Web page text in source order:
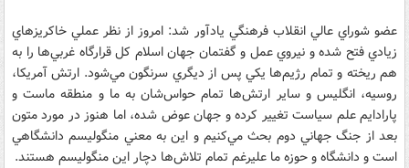
عضو شوراي عالي انقلاب فرهنگي يادآور شد: امروز از نظر عملي خاکريز‌هاي
زيادي فتح شده و نيروي عمل و گفتمان جهان اسلام کل قرارگاه غربي‌ها را به
هم ريخته و تمام رژيم‌ها يکي پس از ديگري سرنگون مي‌شود. ارتش آمريکا،
روسيه، انگليس و ساير ارتش‌ها تمام حواس‌شان به ما و منطقه ماست و
پارادايم علم سياست تغيير کرده و جهان عوض شده، اما هنوز در مورد متون
بعد از جنگ جهاني دوم بحث مي‌کنيم و اين به معني منگوليسم دانشگاهي
است و دانشگاه و حوزه ما عليرغم تمام تلاش‌ها دچار اين منگوليسم هستند.